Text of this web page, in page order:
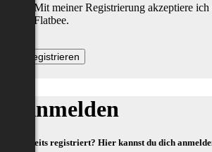
Mit meiner Registrierung akzeptiere ich
Flatbee.
Anmelden
Bereits registriert? Hier kannst du dich